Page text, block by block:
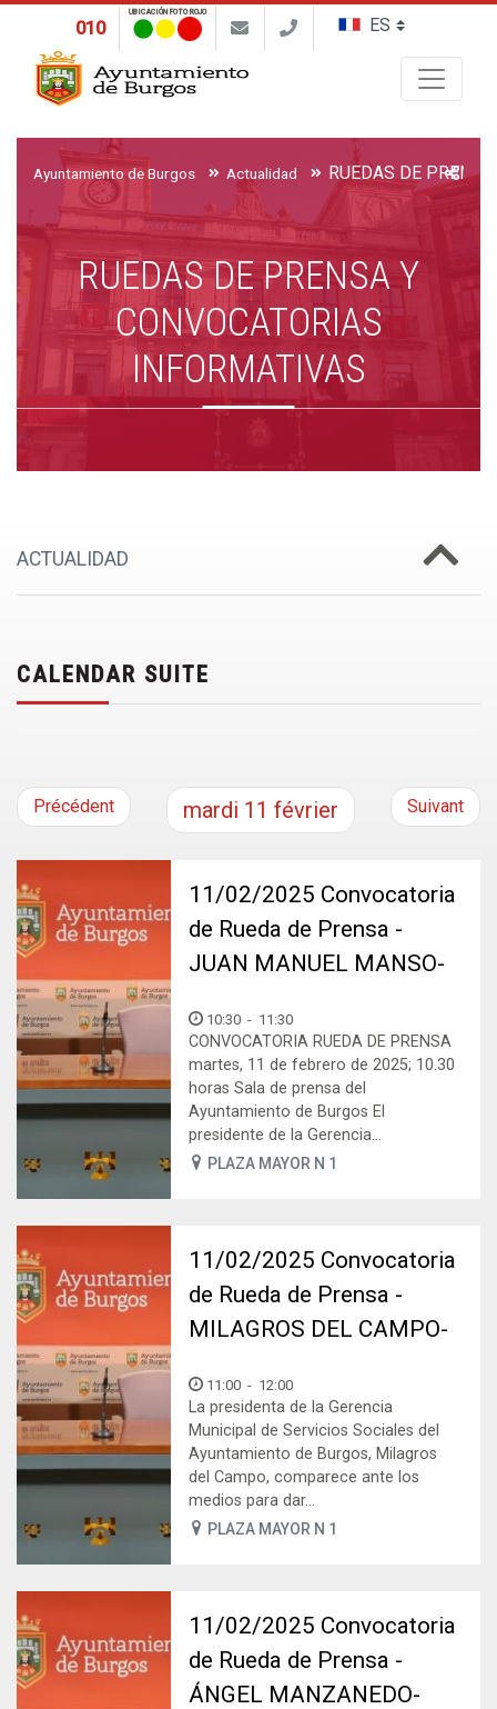
010
UBICACIÓN FOTO ROJO
Ayuntamiento de Burgos Actualidad
RUEDAS DE PRENSA Y
CONVOCATORIAS
INFORMATIVAS
ACTUALIDAD
CALENDAR SUITE
Précédent mardi 11 février Suivant
11/02/2025 Convocatoria
de Rueda de Prensa -
JUAN MANUEL MANSO-
10:30 - 11:30
CONVOCATORIA RUEDA DE PRENSA
martes, 11 de febrero de 2025; 10.30
horas Sala de prensa del
Ayuntamiento de Burgos El
presidente de la Gerencia...
PLAZA MAYOR N 1
11/02/2025 Convocatoria
de Rueda de Prensa -
MILAGROS DEL CAMPO-
11:00 - 12:00
La presidenta de la Gerencia
Municipal de Servicios Sociales del
Ayuntamiento de Burgos, Milagros
del Campo, comparece ante los
medios para dar...
PLAZA MAYOR N 1
11/02/2025 Convocatoria
de Rueda de Prensa -
ÁNGEL MANZANEDO-